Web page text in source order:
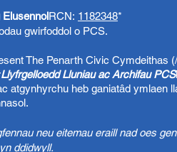
ElusennolRCN: 1182348*
gwirfoddol o PCS.
The Penarth Civic Cymdeithas
Llyfrgelloedd Lluniau ac Archifau PCS
atgynhyrchu heb ganiatâd ymlaen
neu eitemau eraill nad oes
ddidwyll.